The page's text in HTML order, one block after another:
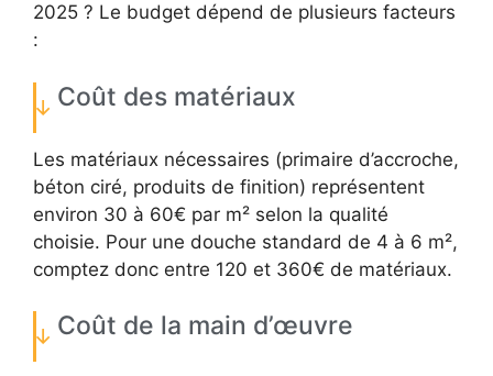
2025 ? Le budget dépend de plusieurs facteurs
:
Coût des matériaux
Les matériaux nécessaires (primaire d’accroche,
béton ciré, produits de finition) représentent
environ 30 à 60€ par m² selon la qualité
choisie. Pour une douche standard de 4 à 6 m²,
comptez donc entre 120 et 360€ de matériaux.
Coût de la main d’œuvre